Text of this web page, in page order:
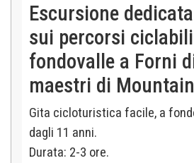
Escursione
sui percorsi
fondovalle a Forni
maestri di
Gita cicloturistica facile, a
dagli 11 anni.
Durata: 2-3 ore.